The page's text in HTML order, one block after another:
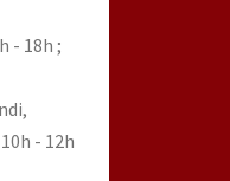
- 18h ;
- 12h